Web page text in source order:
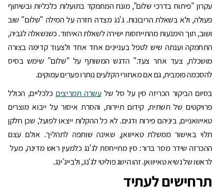
עקרון "פיתוח בדרכי שלום", מונח המתמקד בתועלות כלכליות ובשיתוף
פעולה, ולא בשאלת הריבונות. ג'נג מצדה חזרה על המילה "שלום" שוב
ושוב, תוך הימנעות מהתייחסות ישירה לשאלת האיחוד. כשנשאלה לגביה,
התחמקה וענתה שיש לטפל בעניינים אחד אחד ולצעוד קדימה בצורה
מושכלת, צעד אחר צעד." הדגש המשותף על "שלום" שימש בסיס
להסכמה פומבית, גם אם מאחורי הקלעים נותרו פערים עמוקים.
בסיום הביקור הכריזה סין על סל שלעשרה תמריצים כלכליים, הכולל
פרויקטים של תשתית, קידום תיירות, והסרת איסור על ייבוא מוצרים
טאייוואניים, ביניהם פירות ודגים. לא כל ההקלות ייצאו לפועל, שכן חלקן
תלוי באישור ממשלת טאייוואן, שאינה שותפה לתהליך. אולם עצם
ההכרזה שידר מסר ברור: סין מתייחסת לג'נג כלמעין ראש מדינה, מעל
לראשו של נשיא טאייוואן. זהו הישג פוליטי לג'נג, ולבייג'ינג.
תרחישים לעתיד